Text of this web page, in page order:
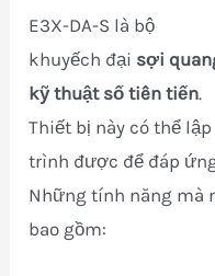
E3X-DA-S là bộ
khuyếch đại sợi
kỹ thuật số tiên tiến.
Thiết bị này có thể lập
trình được để đáp
Những tính năng mà
bao gồm: